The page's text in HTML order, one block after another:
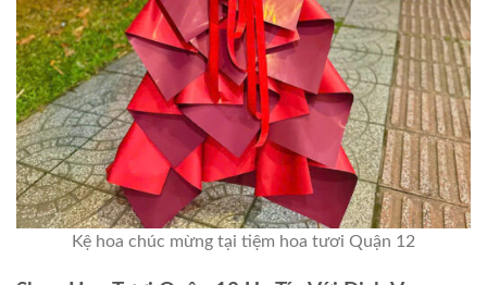
Kệ hoa chúc mừng tại tiệm hoa tươi Quận 12